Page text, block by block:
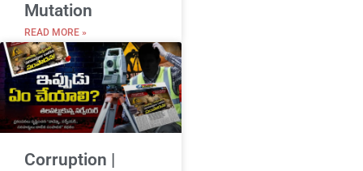
Mutation
READ MORE »
Corruption |